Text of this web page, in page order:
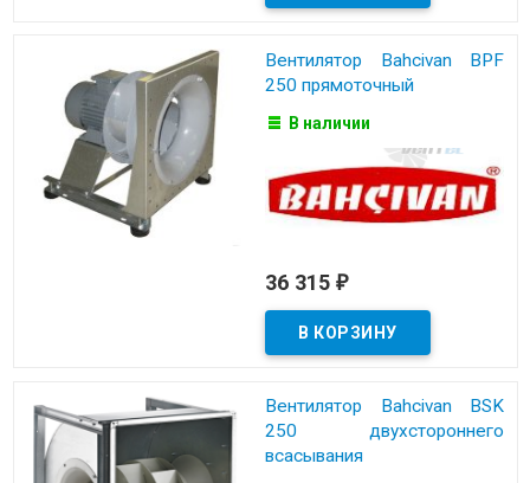
Вентилятор Bahcivan BPF
250 прямоточный
В наличии
36 315 ₽
Вентилятор Bahcivan BSK
250 двухстороннего
всасывания